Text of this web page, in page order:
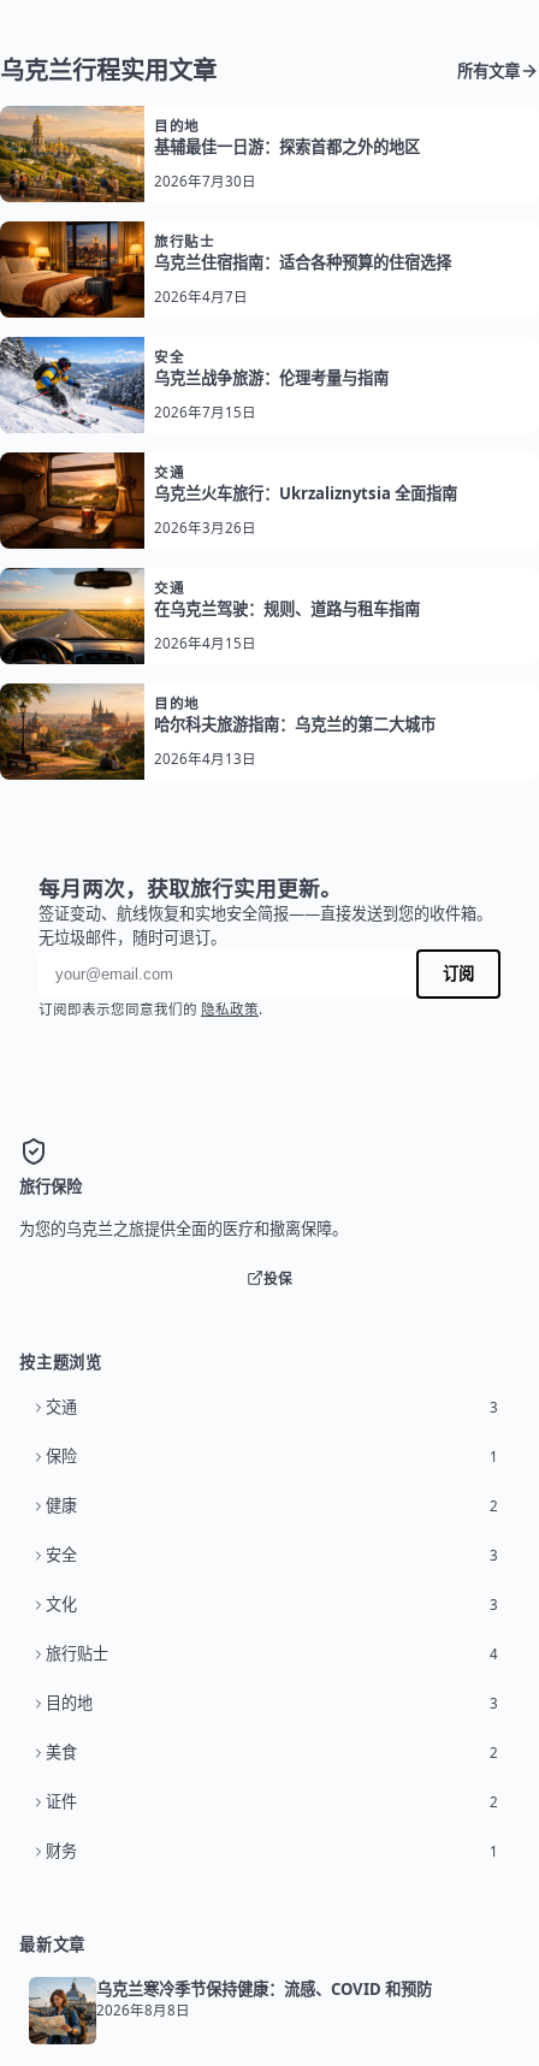
乌克兰行程实用文章 所有文章
目的地
基辅最佳一日游：探索首都之外的地区
2026年7月30日
旅行贴士
乌克兰住宿指南：适合各种预算的住宿选择
2026年4月7日
安全
乌克兰战争旅游：伦理考量与指南
2026年7月15日
交通
乌克兰火车旅行：Ukrzaliznytsia 全面指南
2026年3月26日
交通
在乌克兰驾驶：规则、道路与租车指南
2026年4月15日
目的地
哈尔科夫旅游指南：乌克兰的第二大城市
2026年4月13日
每月两次，获取旅行实用更新。
签证变动、航线恢复和实地安全简报——直接发送到您的收件箱。
无垃圾邮件，随时可退订。
电子邮件地址
订阅
订阅即表示您同意我们的 隐私政策.
旅行保险
为您的乌克兰之旅提供全面的医疗和撤离保障。
投保
按主题浏览
交通 3
保险 1
健康 2
安全 3
文化 3
旅行贴士 4
目的地 3
美食 2
证件 2
财务 1
最新文章
乌克兰寒冷季节保持健康：流感、COVID 和预防
2026年8月8日